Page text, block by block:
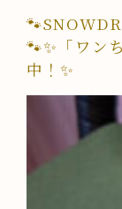
E
🐾✨「ワン
中！✨